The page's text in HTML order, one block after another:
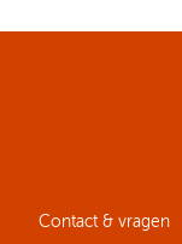
Contact & vragen